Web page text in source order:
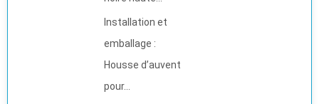
Installation et
emballage :
Housse d’auvent
pour...